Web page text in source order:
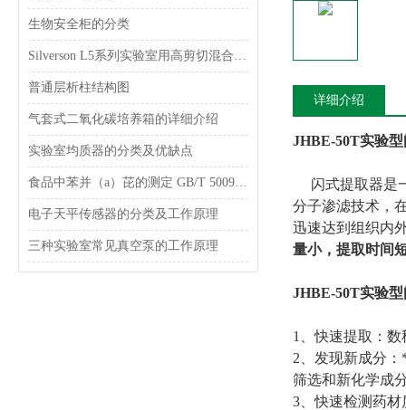
生物安全柜的分类
Silverson L5系列实验室用高剪切混合乳化器
普通层析柱结构图
气套式二氧化碳培养箱的详细介绍
实验室均质器的分类及优缺点
食品中苯并（a）芘的测定 GB/T 5009.27-2003
电子天平传感器的分类及工作原理
三种实验室常见真空泵的工作原理
详细介绍
JHBE-50T实验
闪式提取器是
分子渗滤技术，
迅速达到组织内
量小，提取时间
JHBE-50T实验
1、快速提取：
2、发现新成分
筛选和新化学成
3、快速检测药